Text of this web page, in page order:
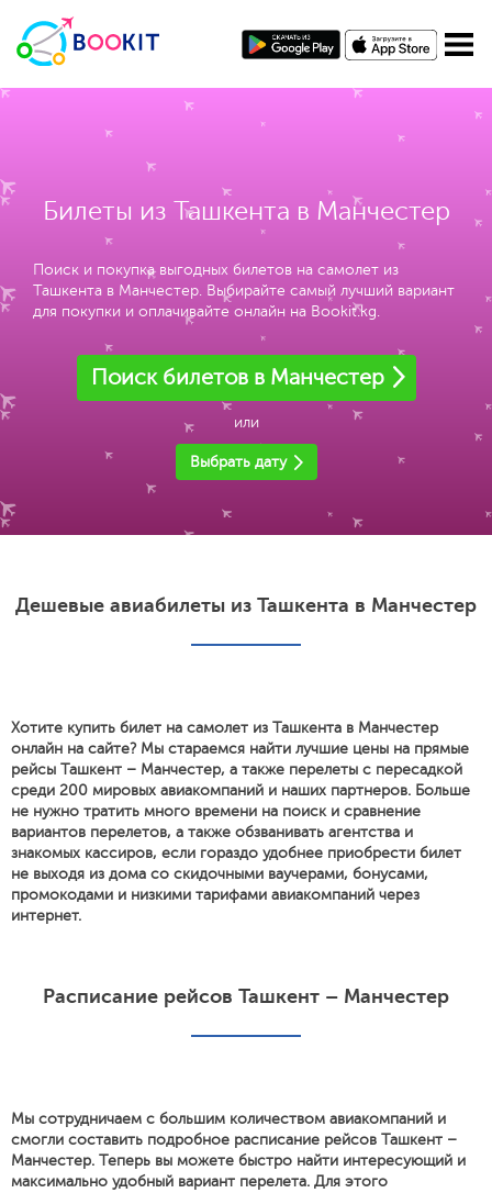
Билеты из Ташкента в Манчестер
Поиск и покупка выгодных билетов на самолет из
Ташкента в Манчестер. Выбирайте самый лучший вариант
для покупки и оплачивайте онлайн на Bookit.kg.
Поиск билетов в Манчестер
или
Выбрать дату
Дешевые авиабилеты из Ташкента в Манчестер
Хотите купить билет на самолет из Ташкента в Манчестер
онлайн на сайте? Мы стараемся найти лучшие цены на прямые
рейсы Ташкент – Манчестер, а также перелеты с пересадкой
среди 200 мировых авиакомпаний и наших партнеров. Больше
не нужно тратить много времени на поиск и сравнение
вариантов перелетов, а также обзванивать агентства и
знакомых кассиров, если гораздо удобнее приобрести билет
не выходя из дома со скидочными ваучерами, бонусами,
промокодами и низкими тарифами авиакомпаний через
интернет.
Расписание рейсов Ташкент – Манчестер
Мы сотрудничаем с большим количеством авиакомпаний и
смогли составить подробное расписание рейсов Ташкент –
Манчестер. Теперь вы можете быстро найти интересующий и
максимально удобный вариант перелета. Для этого